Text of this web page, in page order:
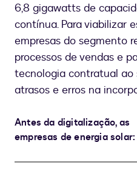
6,8 gigawatts de
contínua. Para viabilizar
empresas do segmento
processos de vendas e
tecnologia contratual ao
atrasos e erros na
Antes da digitalização, as
empresas de energia solar: